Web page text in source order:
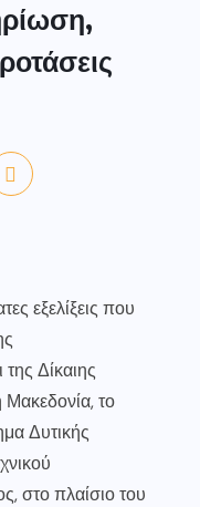
εξελίξεις που
Δίκαιης
το
Δυτικής
στο πλαίσιο του